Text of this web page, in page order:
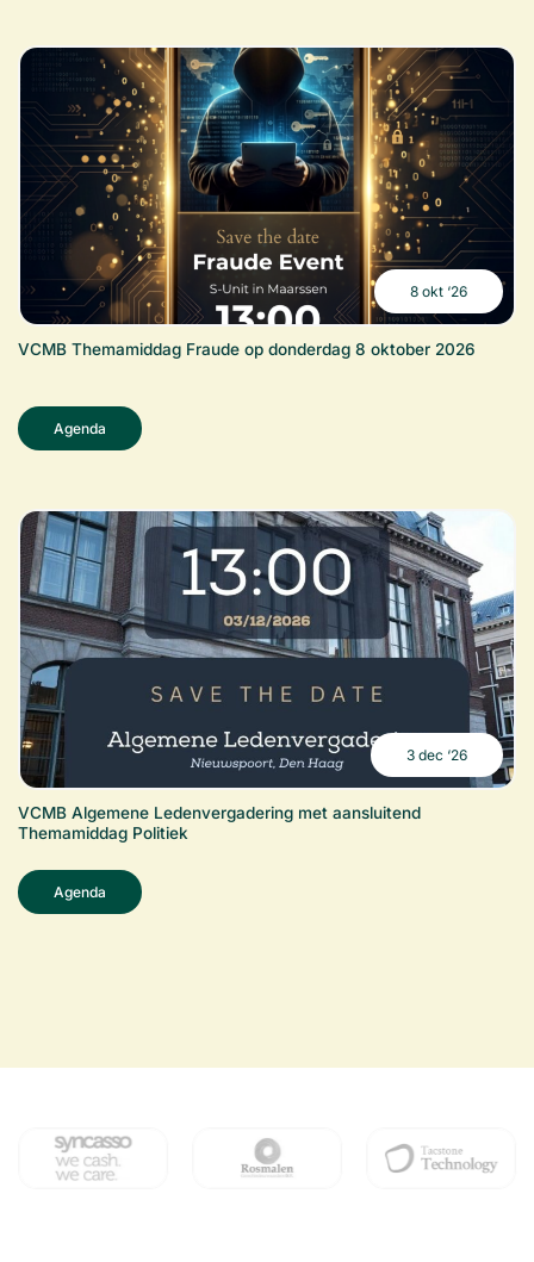
8 okt ‘26
VCMB Themamiddag Fraude op donderdag 8 oktober 2026
Agenda
3 dec ‘26
VCMB Algemene Ledenvergadering met aansluitend
Themamiddag Politiek
Agenda